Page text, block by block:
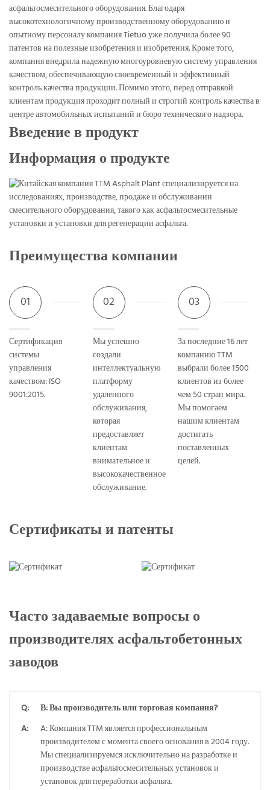
асфальтосмесительного оборудования. Благодаря
высокотехнологичному производственному оборудованию и
опытному персоналу компания Tietuo уже получила более 90
патентов на полезные изобретения и изобретения. Кроме того,
компания внедрила надежную многоуровневую систему управления
качеством, обеспечивающую своевременный и эффективный
контроль качества продукции. Помимо этого, перед отправкой
клиентам продукция проходит полный и строгий контроль качества в
центре автомобильных испытаний и бюро технического надзора.
Введение в продукт
Информация о продукте
Преимущества компании
01
Сертификация
системы
управления
качеством: ISO
9001:2015.
02
Мы успешно
создали
интеллектуальную
платформу
удаленного
обслуживания,
которая
предоставляет
клиентам
внимательное и
высококачественное
обслуживание.
03
За последние 16 лет
компанию TTM
выбрали более 1500
клиентов из более
чем 50 стран мира.
Мы помогаем
нашим клиентам
достигать
поставленных
целей.
Сертификаты и патенты
Часто задаваемые вопросы о
производителях асфальтобетонных
заводов
Q:
В: Вы производитель или торговая компания?
A:
A: Компания TTM является профессиональным
производителем с момента своего основания в 2004 году.
Мы специализируемся исключительно на разработке и
производстве асфальтосмесительных установок и
установок для переработки асфальта.